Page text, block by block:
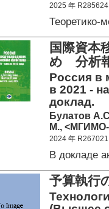
2025 年 R285624
Теоретико-
国際資本
め 分
Россия в
в 2021 -
доклад.
Булатов
М., <МГИМО-
2024 年 R267021
В докладе
予算執